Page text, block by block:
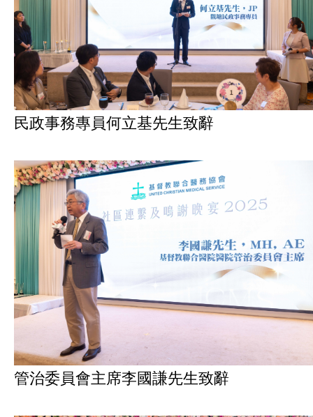
民政事務專員何立基先生致辭
管治委員會主席李國謙先生致辭